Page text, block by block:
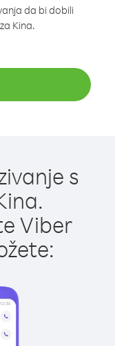
da bi dobili
Kina.
s
Viber